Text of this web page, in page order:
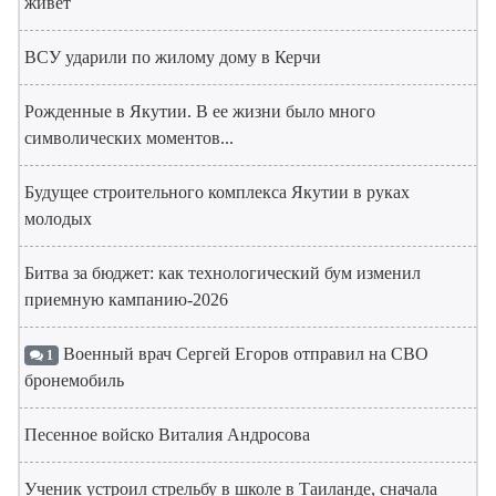
ВСУ ударили по жилому дому в Керчи
Рожденные в Якутии. В ее жизни было много
символических моментов...
Будущее строительного комплекса Якутии в руках
молодых
Битва за бюджет: как технологический бум изменил
приемную кампанию-2026
1 Военный врач Сергей Егоров отправил на СВО
бронемобиль
Песенное войско Виталия Андросова
Ученик устроил стрельбу в школе в Таиланде, сначала